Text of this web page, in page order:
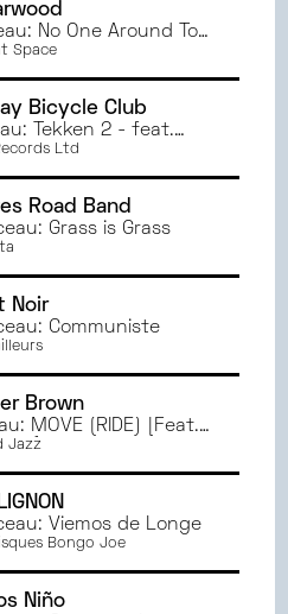
No One Around To
Space
Bicycle Club
Tekken 2 - feat.
Khan Ltd
Road Band
Grass is Grass
Noir
Communiste
Brown
MOVE (RIDE) [Feat.
Jazz
Viemos de Longe
Bongo Joe
Niño